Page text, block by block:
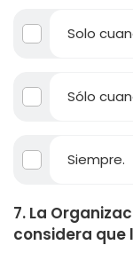
Solo
Sólo
Siempre.
7. La
considera que